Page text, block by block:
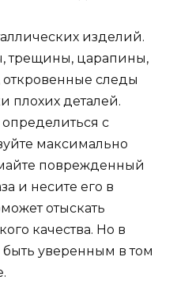
изделий.
трещины, царапины,
следы
плохих деталей.
с
максимально
поврежденный
и несите его в
отыскать
качества. Но в
уверенным в том